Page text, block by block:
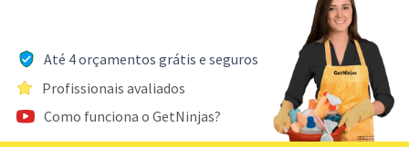
Até 4 orçamentos grátis e seguros
Profissionais avaliados
Como funciona o GetNinjas?